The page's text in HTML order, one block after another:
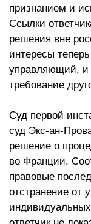
признанием и
Ссылки
решения вне
интересы
управляющий, и
требование
Суд первой
суд Экс-ан-
решение о
во Франции.
правовые
отстранение от